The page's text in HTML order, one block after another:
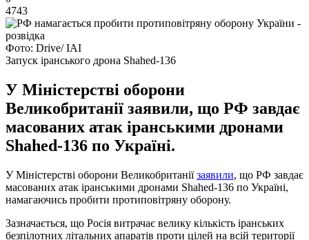
4743
Фото: Drive/ IAI
Запуск іранського дрона Shahed-136
У Міністерстві оборони
Великобританії заявили, що РФ завдає
масованих атак іранськими дронами
Shahed-136 по Україні.
У Міністерстві оборони Великобританіїзаявили, що РФ завдає
масованих атак іранськими дронами Shahed-136 по Україні,
намагаючись пробити протиповітряну оборону.
Зазначається, що Росія витрачає велику кількість іранських
безпілотних літальних апаратів проти цілей на всій території